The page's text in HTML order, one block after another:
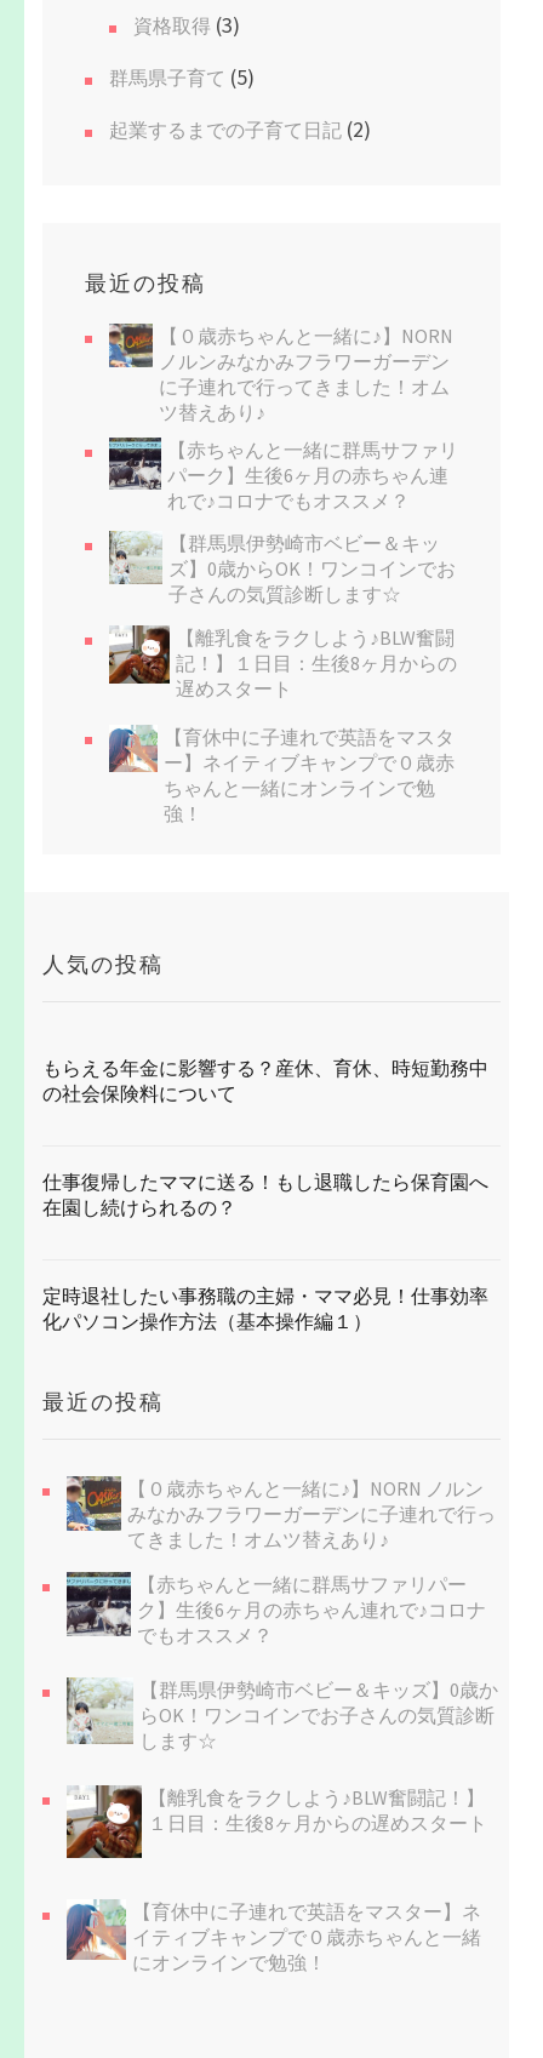
資格取得 (3)
群馬県子育て (5)
起業するまでの子育て日記 (2)
最近の投稿
【０歳赤ちゃんと一緒に♪】NORN
ノルンみなかみフラワーガーデン
に子連れで行ってきました！オム
ツ替えあり♪
【赤ちゃんと一緒に群馬サファリ
パーク】生後6ヶ月の赤ちゃん連
れで♪コロナでもオススメ？
【群馬県伊勢崎市ベビー＆キッ
ズ】0歳からOK！ワンコインでお
子さんの気質診断します☆
【離乳食をラクしよう♪BLW奮闘
記！】１日目：生後8ヶ月からの
遅めスタート
【育休中に子連れで英語をマスタ
ー】ネイティブキャンプで０歳赤
ちゃんと一緒にオンラインで勉
強！
人気の投稿
もらえる年金に影響する？産休、育休、時短勤務中
の社会保険料について
仕事復帰したママに送る！もし退職したら保育園へ
在園し続けられるの？
定時退社したい事務職の主婦・ママ必見！仕事効率
化パソコン操作方法（基本操作編１）
最近の投稿
【０歳赤ちゃんと一緒に♪】NORN ノルン
みなかみフラワーガーデンに子連れで行っ
てきました！オムツ替えあり♪
【赤ちゃんと一緒に群馬サファリパー
ク】生後6ヶ月の赤ちゃん連れで♪コロナ
でもオススメ？
【群馬県伊勢崎市ベビー＆キッズ】0歳か
らOK！ワンコインでお子さんの気質診断
します☆
【離乳食をラクしよう♪BLW奮闘記！】
１日目：生後8ヶ月からの遅めスタート
【育休中に子連れで英語をマスター】ネ
イティブキャンプで０歳赤ちゃんと一緒
にオンラインで勉強！